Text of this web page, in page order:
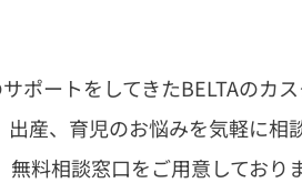
ポートをしてきたBELTAのカ
出産、育児のお悩みを気軽に相
無料相談窓口をご用意しておりま